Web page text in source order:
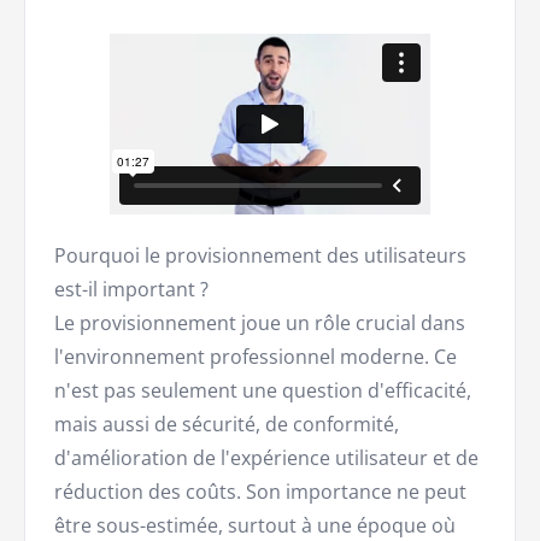
Pourquoi le provisionnement des utilisateurs
est-il important ?
Le provisionnement joue un rôle crucial dans
l'environnement professionnel moderne. Ce
n'est pas seulement une question d'efficacité,
mais aussi de sécurité, de conformité,
d'amélioration de l'expérience utilisateur et de
réduction des coûts. Son importance ne peut
être sous-estimée, surtout à une époque où